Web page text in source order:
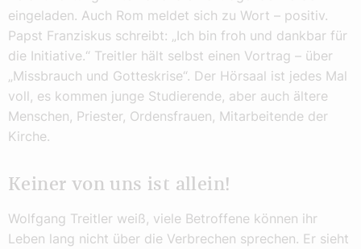
eingeladen. Auch Rom meldet sich zu Wort – positiv.
Papst Franziskus schreibt: „Ich bin froh und dankbar für
die Initiative.“ Treitler hält selbst einen Vortrag – über
„Missbrauch und Gotteskrise“. Der Hörsaal ist jedes Mal
voll, es kommen junge Studierende, aber auch ältere
Menschen, Priester, Ordensfrauen, Mitarbeitende der
Kirche.
Keiner von uns ist allein!
Wolfgang Treitler weiß, viele Betroffene können ihr
Leben lang nicht über die Verbrechen sprechen. Er sieht